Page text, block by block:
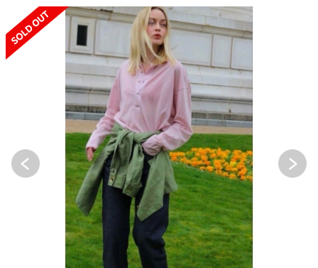
SOLD OUT